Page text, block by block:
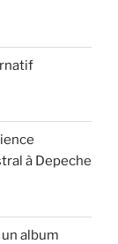
à Depeche
album